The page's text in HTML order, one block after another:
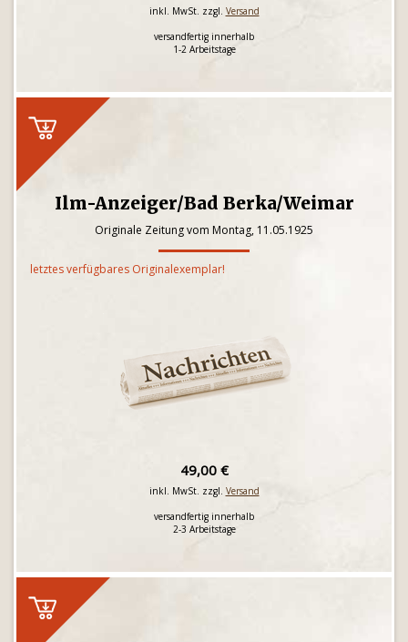
inkl. MwSt. zzgl. Versand
versandfertig innerhalb
1-2 Arbeitstage
Ilm-Anzeiger/Bad Berka/Weimar
Originale Zeitung vom Montag, 11.05.1925
letztes verfügbares Originalexemplar!
49,00 €
inkl. MwSt. zzgl. Versand
versandfertig innerhalb
2-3 Arbeitstage